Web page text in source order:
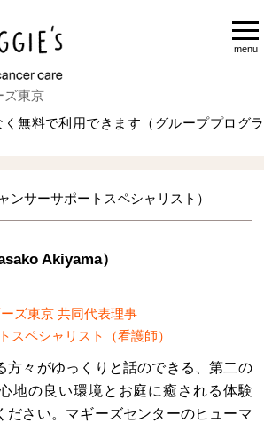
ズ東京
menu
無料で利用できます（グループプログラ
ャンサーサポートスペシャリスト）
Akiyama）
ズ東京 共同代表理事
スペシャリスト（看護師）
方々がゆっくりと話のできる、第二の
地の良い環境とお庭に癒される体験
ださい。マギーズセンターのヒューマ